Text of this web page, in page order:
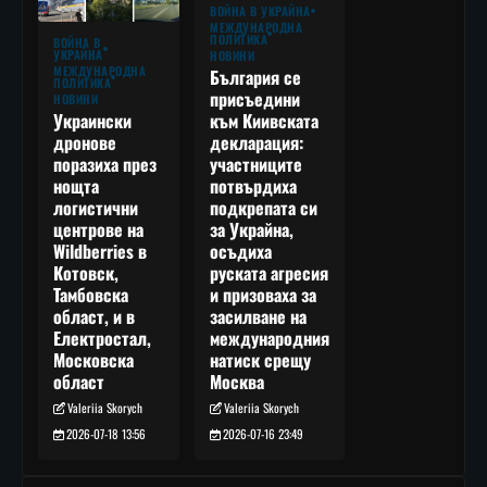
ВОЙНА В
УКРАЙНА
МЕЖДУНАРОДНА
ПОЛИТИКА
НОВИНИ
Украински
дронове
поразиха през
нощта
логистични
центрове на
Wildberries в
Котовск,
Тамбовска
област, и в
Електростал,
Московска
област
Valeriia Skorych
2026-07-18 13:56
ВОЙНА В УКРАЙНА
МЕЖДУНАРОДНА
ПОЛИТИКА
НОВИНИ
България се
присъедини
към Киивската
декларация:
участниците
потвърдиха
подкрепата си
за Украйна,
осъдиха
руската агресия
и призоваха за
засилване на
международния
натиск срещу
Москва
Valeriia Skorych
2026-07-16 23:49